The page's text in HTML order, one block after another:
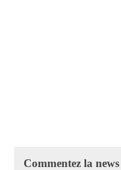
Commentez la news